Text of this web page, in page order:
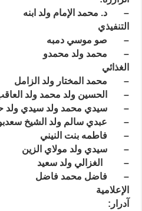
– د. محمد الإمام ولد
التنفيذي
– صو موسي دمبه
– محمد ولد
الغذائي
– محمد المختار ولد
– الحسين ولد محمد ولد
– سيدي محمد ولد سيدي ولد
– عبدي سالم ولد الشيخ
– فاطمه بنت
– سيدي ولد مولاي
– الغزالي ولد
– فاضل محمد فاضل
الإعلامية
آدرار: